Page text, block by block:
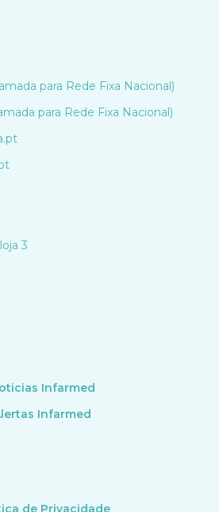
para Rede Fixa Nacional)
para Rede Fixa Nacional)
3
Infarmed
Infarmed
de Privacidade